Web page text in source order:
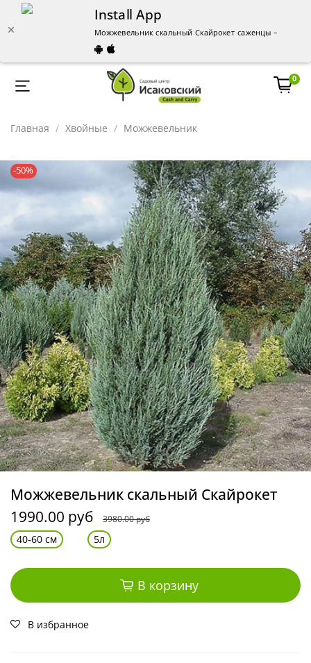
Install App
Можжевельник скальный Скайрокет саженцы –
0
Главная Хвойные Можжевельник
-50%
Можжевельник скальный Скайрокет
1990.00 руб
3980.00 руб
40-60 см 5л
В корзину
В избранное